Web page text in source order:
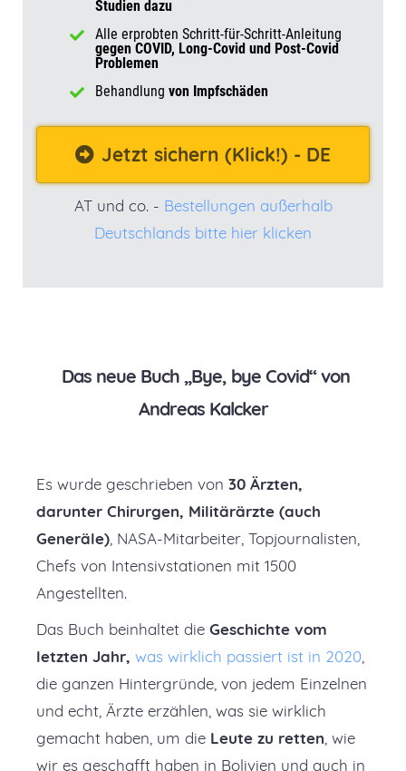
Studien dazu
Alle erprobten Schritt-für-Schritt-Anleitung
gegen COVID, Long-Covid und Post-Covid
Problemen
Behandlung von Impfschäden
Jetzt sichern (Klick!) - DE
AT und co. - Bestellungen außerhalb
Deutschlands bitte hier klicken
Das neue Buch „Bye, bye Covid“ von
Andreas Kalcker
Es wurde geschrieben von 30 Ärzten,
darunter Chirurgen, Militärärzte (auch
Generäle) , NASA-Mitarbeiter, Topjournalisten,
Chefs von Intensivstationen mit 1500
Angestellten.
Das Buch beinhaltet die Geschichte vom
letzten Jahr, was wirklich passiert ist in 2020
die ganzen Hintergründe, von jedem Einzelnen
und echt, Ärzte erzählen, was sie wirklich
gemacht haben, um die Leute zu retten , wie
wir es geschafft haben in Bolivien und auch in